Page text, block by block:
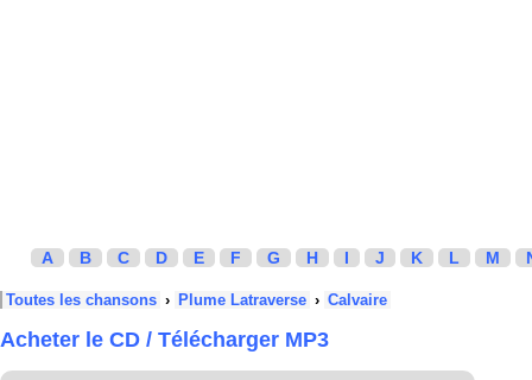
A B C D E F G H I J K L M
Toutes les chansons › Plume Latraverse › Calvaire
Acheter le CD / Télécharger MP3